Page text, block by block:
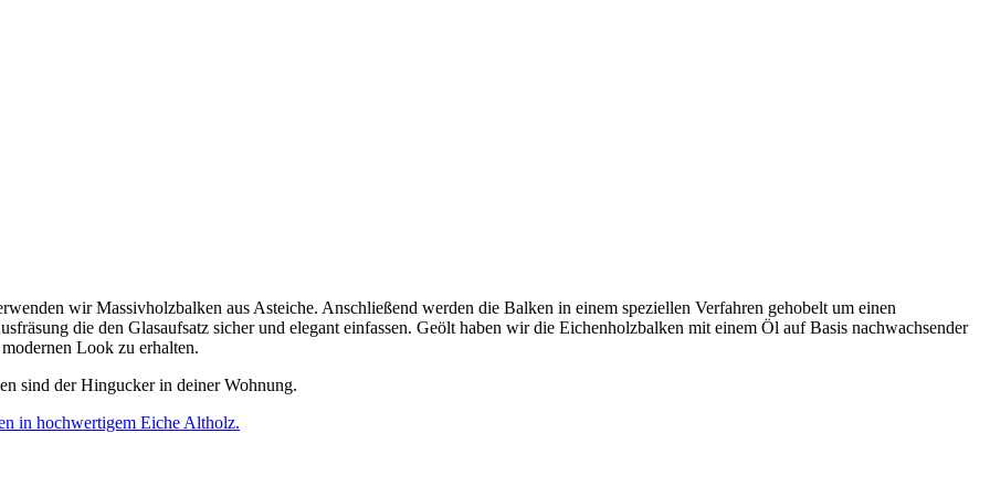
wir Massivholzbalken aus Asteiche. Anschließend werden die Balken in einem speziellen Verfahren gehobelt um einen
die den Glasaufsatz sicher und elegant einfassen. Geölt haben wir die Eichenholzbalken mit einem Öl auf Basis nachwachsender
Look zu erhalten.
sind der Hingucker in deiner Wohnung.
in hochwertigem Eiche Altholz.